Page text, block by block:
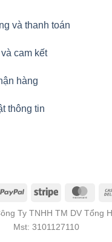
và thanh toán
cam kết
hàng
thông tin
Ty TNHH TM DV Tổng
Mst: 3101127110